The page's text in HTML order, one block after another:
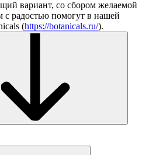
вариант, со сбором желаемой
с радостью помогут в нашей
(https://botanicals.ru/).